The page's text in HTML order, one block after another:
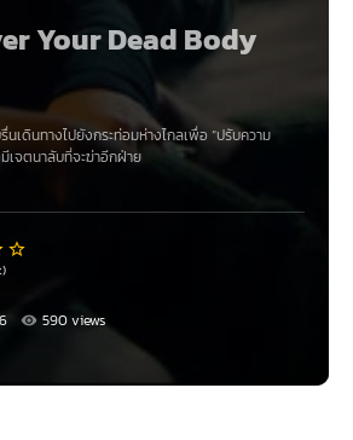
Your Dead Body
เดินทางไปยังกระท่อมห่างไกลเพื่อ “ปรับความ
เจตนาลับที่จะฆ่าอีกฝ่าย
590 views